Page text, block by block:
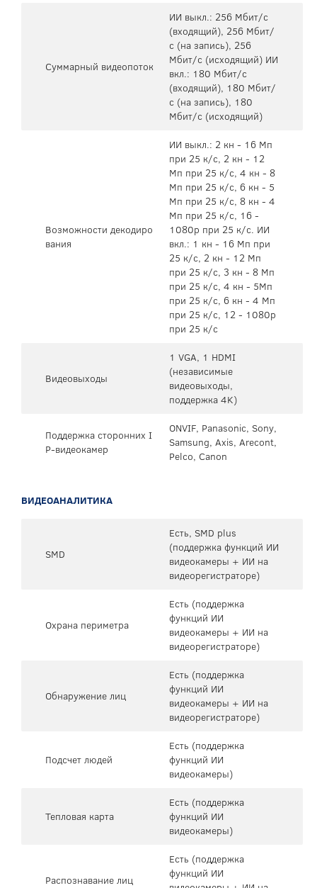
Суммарный видеопоток
ИИ выкл.: 256 Мбит/с
(входящий), 256 Мбит/
с (на запись), 256
Мбит/с (исходящий) ИИ
вкл.: 180 Мбит/с
(входящий), 180 Мбит/
с (на запись), 180
Мбит/с (исходящий)
Возможности декодиро
вания
ИИ выкл.: 2 кн - 16 Мп
при 25 к/с, 2 кн - 12
Мп при 25 к/с, 4 кн - 8
Мп при 25 к/с, 6 кн - 5
Мп при 25 к/с, 8 кн - 4
Мп при 25 к/с, 16 -
1080p при 25 к/с. ИИ
вкл.: 1 кн - 16 Мп при
25 к/с, 2 кн - 12 Мп
при 25 к/с, 3 кн - 8 Мп
при 25 к/с, 4 кн - 5Мп
при 25 к/с, 6 кн - 4 Мп
при 25 к/с, 12 - 1080p
при 25 к/с
Видеовыходы
1 VGA, 1 HDMI
(независимые
видеовыходы,
поддержка 4K)
Поддержка сторонних I
P-видеокамер
ONVIF, Panasonic, Sony,
Samsung, Axis, Arecont,
Pelco, Canon
ВИДЕОАНАЛИТИКА
SMD
Есть, SMD plus
(поддержка функций ИИ
видеокамеры + ИИ на
видеорегистраторе)
Охрана периметра
Есть (поддержка
функций ИИ
видеокамеры + ИИ на
видеорегистраторе)
Обнаружение лиц
Есть (поддержка
функций ИИ
видеокамеры + ИИ на
видеорегистраторе)
Подсчет людей
Есть (поддержка
функций ИИ
видеокамеры)
Тепловая карта
Есть (поддержка
функций ИИ
видеокамеры)
Распознавание лиц
Есть (поддержка
функций ИИ